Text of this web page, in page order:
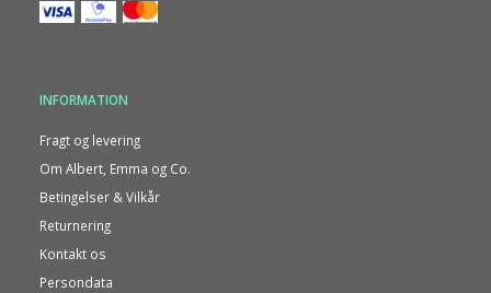
INFORMATION
Fragt og levering
Om Albert, Emma og Co.
Betingelser & Vilkår
Returnering
Kontakt os
Persondata